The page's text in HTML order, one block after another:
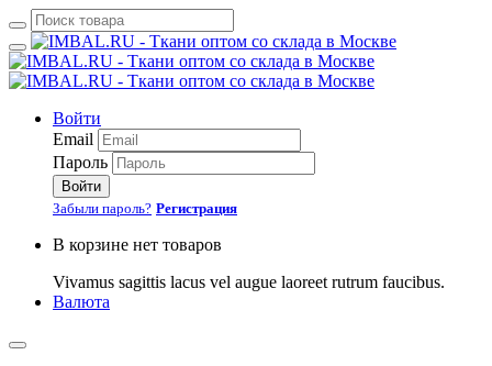
Войти
Email
Пароль
Войти
Забыли пароль? Регистрация
В корзине нет товаров
Vivamus sagittis lacus vel augue laoreet rutrum faucibus.
Валюта